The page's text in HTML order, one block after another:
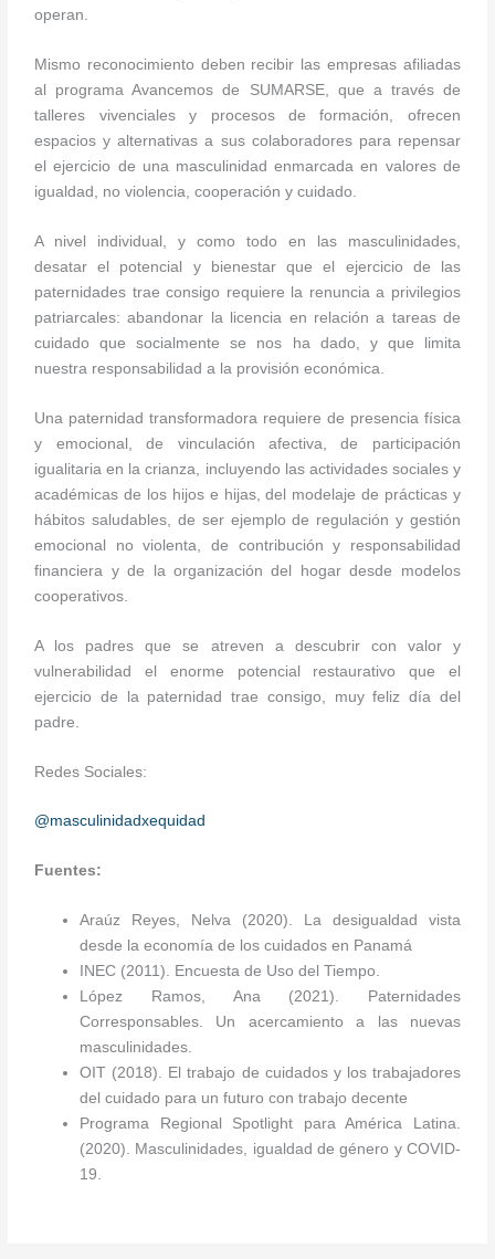
operan.
Mismo reconocimiento deben recibir las empresas afiliadas
al programa Avancemos de SUMARSE, que a través de
talleres vivenciales y procesos de formación, ofrecen
espacios y alternativas a sus colaboradores para repensar
el ejercicio de una masculinidad enmarcada en valores de
igualdad, no violencia, cooperación y cuidado.
A nivel individual, y como todo en las masculinidades,
desatar el potencial y bienestar que el ejercicio de las
paternidades trae consigo requiere la renuncia a privilegios
patriarcales: abandonar la licencia en relación a tareas de
cuidado que socialmente se nos ha dado, y que limita
nuestra responsabilidad a la provisión económica.
Una paternidad transformadora requiere de presencia física
y emocional, de vinculación afectiva, de participación
igualitaria en la crianza, incluyendo las actividades sociales y
académicas de los hijos e hijas, del modelaje de prácticas y
hábitos saludables, de ser ejemplo de regulación y gestión
emocional no violenta, de contribución y responsabilidad
financiera y de la organización del hogar desde modelos
cooperativos.
A los padres que se atreven a descubrir con valor y
vulnerabilidad el enorme potencial restaurativo que el
ejercicio de la paternidad trae consigo, muy feliz día del
padre.
Redes Sociales:
@masculinidadxequidad
Fuentes:
Araúz Reyes, Nelva (2020). La desigualdad vista
desde la economía de los cuidados en Panamá
INEC (2011). Encuesta de Uso del Tiempo.
López Ramos, Ana (2021). Paternidades
Corresponsables. Un acercamiento a las nuevas
masculinidades.
OIT (2018). El trabajo de cuidados y los trabajadores
del cuidado para un futuro con trabajo decente
Programa Regional Spotlight para América Latina.
(2020). Masculinidades, igualdad de género y COVID-
19.